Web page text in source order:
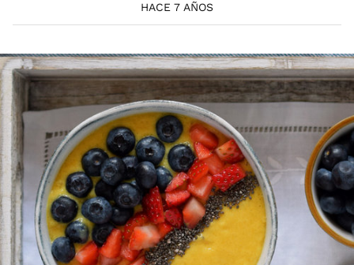
HACE 7 AÑOS